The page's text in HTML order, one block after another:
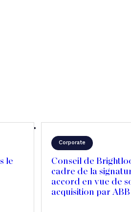
le
Corporate
Conseil de
cadre de la
accord en vue de
acquisition par ABB